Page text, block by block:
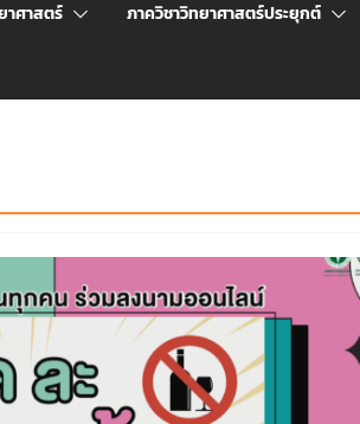
าศาสตร์ ภาควิชาวิทยาศาสตร์ประยุกต์